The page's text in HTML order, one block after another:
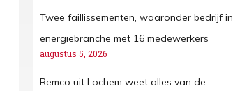
Twee faillissementen, waaronder bedrijf in
energiebranche met 16 medewerkers
augustus 5, 2026
Remco uit Lochem weet alles van de